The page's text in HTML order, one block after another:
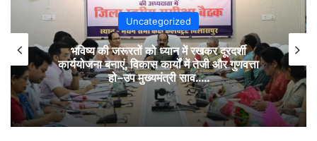
Uncategorized
भविष्य की जरूरतों को ध्यान में रखकर दूरदर्शी
कार्ययोजना बनाएं, विकास कार्यों में तेजी और गुणवत्ता
हो–उप मुख्यमंत्री साव…..